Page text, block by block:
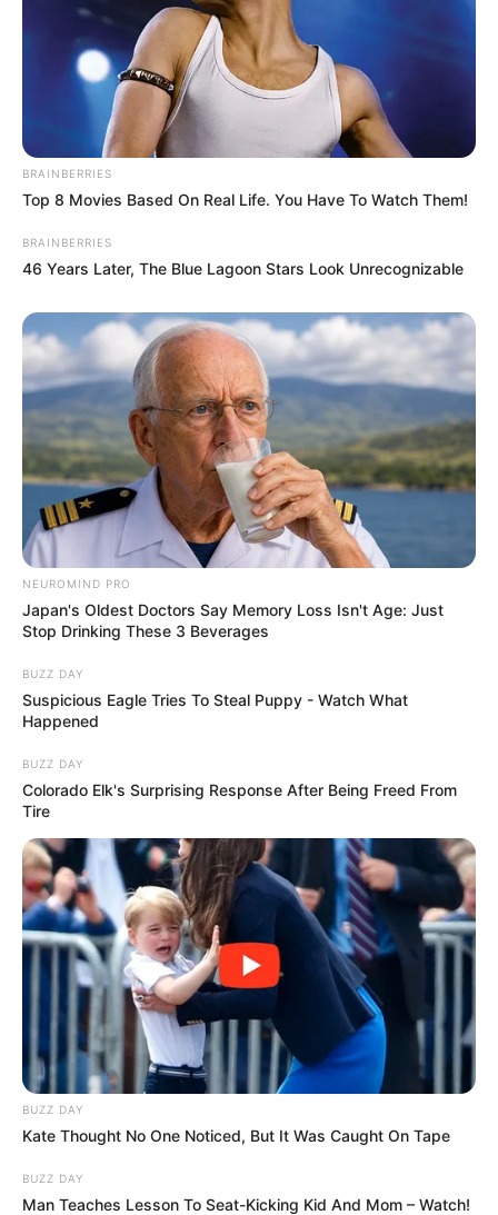
Jánosként azonosította. Vagyis politikai
érdekesség van, de bizonyított tiszás lázadás nincs.
Az ügy mégis megmutatta, hogy az új ciklusban
minden szavazatszámot, minden apró eltérést és
minden parlamenti mozdulatot nagyító alatt figyel
majd a nyilvánosság.
BRAINBERRIES
Top 8 Movies Based On Real Life. You Have To Watch Them!
BRAINBERRIES
46 Years Later, The Blue Lagoon Stars Look Unrecognizable
NEUROMIND PRO
Japan's Oldest Doctors Say Memory Loss Isn't Age: Just
Stop Drinking These 3 Beverages
BUZZ DAY
Suspicious Eagle Tries To Steal Puppy - Watch What
Happened
BUZZ DAY
Colorado Elk's Surprising Response After Being Freed From
Tire
BUZZ DAY
Kate Thought No One Noticed, But It Was Caught On Tape
BUZZ DAY
Man Teaches Lesson To Seat-Kicking Kid And Mom – Watch!